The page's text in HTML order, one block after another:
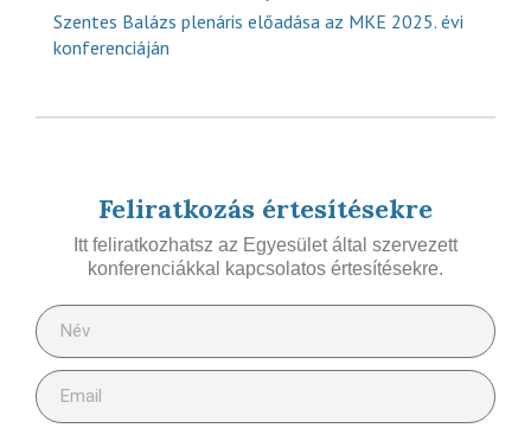
Szentes Balázs plenáris előadása az MKE 2025. évi
konferenciáján
Feliratkozás értesítésekre
Itt feliratkozhatsz az Egyesület által szervezett
konferenciákkal kapcsolatos értesítésekre.